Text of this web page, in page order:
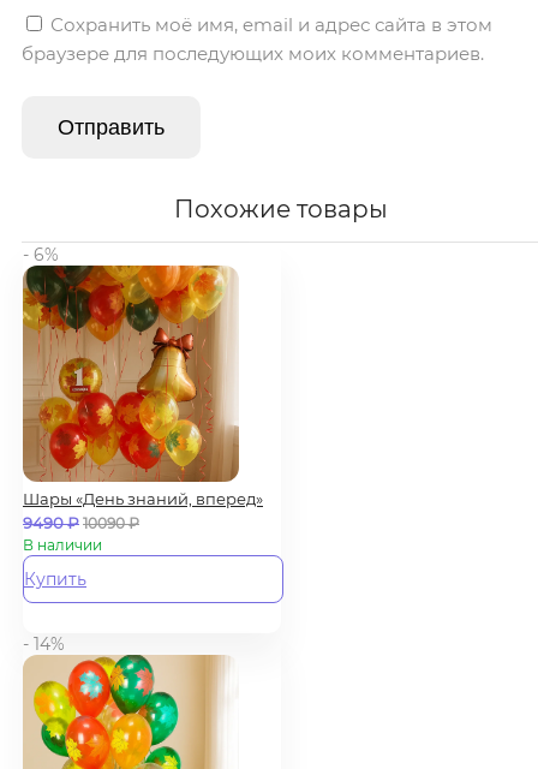
Сохранить моё имя, email и адрес сайта в этом
браузере для последующих моих комментариев.
Похожие товары
- 6%
Шары «День знаний, вперед»
9490₽ 10090₽
В наличии
Купить
- 14%